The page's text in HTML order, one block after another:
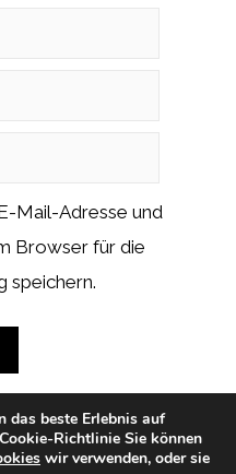
Mail-Adresse und
Browser für die
speichern.
das beste Erlebnis auf
Richtlinie Sie können
wir verwenden, oder sie